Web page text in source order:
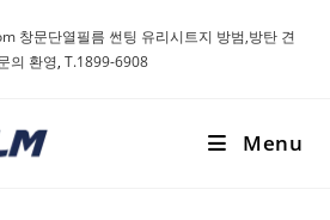
창문단열필름 썬팅 유리시트지 방범,방탄 견
의 환영, T.1899-6908
Menu